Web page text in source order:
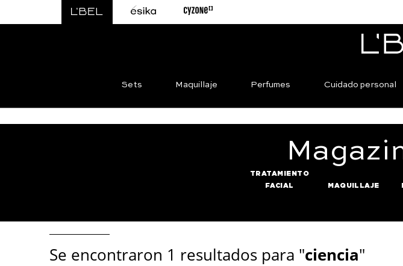
Sets Maquillaje Perfumes Cuidado personal
TRATAMIENTO
FACIAL
MAQUILLAJE
Se encontraron 1 resultados para "ciencia"